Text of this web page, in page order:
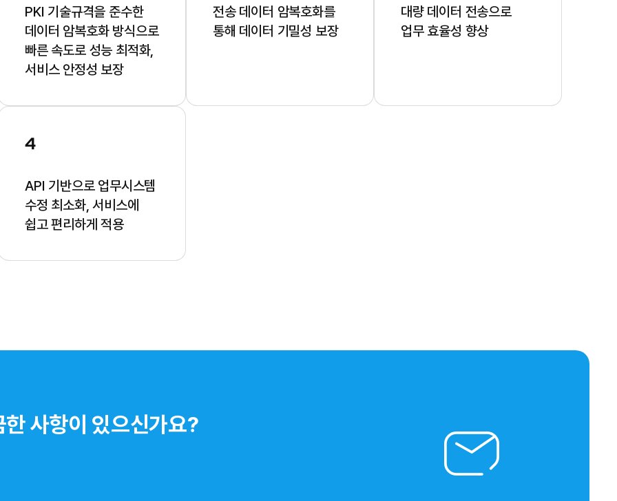
PKI 기술규격을 준수한
데이터 암복호화 방식으로
빠른 속도로 성능 최적화,
서비스 안정성 보장
전송 데이터 암복호화를
통해 데이터 기밀성 보장
대량 데이터 전송으로
업무 효율성 향상
4
API 기반으로 업무시스템
수정 최소화, 서비스에
쉽고 편리하게 적용
사항이 있으신가요?